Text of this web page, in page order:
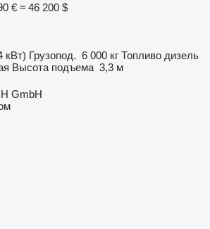
€ ≈ 46 200 $
кВт) Грузопод. 6 000 кг Топливо дизель
Высота подъема 3,3 м
GmbH